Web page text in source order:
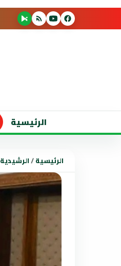
الرئيسية
الرئيسية/الرشيدية